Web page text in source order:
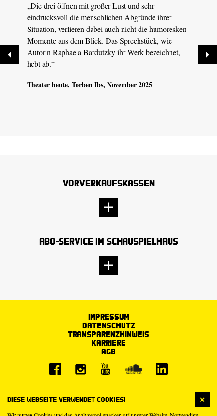
Diese Webseite verwendet Cookies!
„Die drei öffnen mit großer Lust und sehr
eindrucksvoll die menschlichen Abgründe ihrer
Situation, verlieren dabei auch nicht die humoresken
Momente aus dem Blick. Das Sprechstück, wie
Autorin Raphaela Bardutzky ihr Werk bezeichnet,
hebt ab.“
Theater heute, Torben Ibs, November 2025
Vorverkaufskassen
Abo-Service im Schauspielhaus
Impressum
Datenschutz
Transparenzhinweis
Karriere
AGB